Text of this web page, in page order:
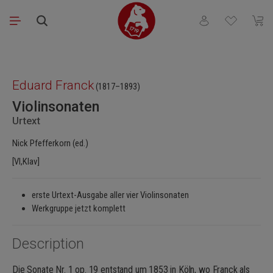
Saltar al contenido principal
Tienes 0 El
Eduard Franck (1817–1893)
Violinsonaten
Urtext
Nick Pfefferkorn (ed.)
[Vl,Klav]
erste Urtext-Ausgabe aller vier Violinsonaten
Werkgruppe jetzt komplett
Description
Die Sonate Nr. 1 op. 19 entstand um 1853 in Köln, wo Franck als